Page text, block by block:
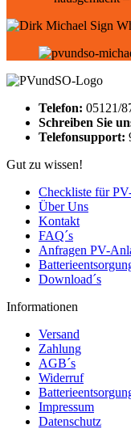
Telefon: 05121/
Schreiben Sie
Telefonsupport:
Gut zu wissen!
Checkliste für
Über Uns
Kontakt
FAQ´s
Anfragen PV-
Download´s
Informationen
Versand
Zahlung
AGB´s
Widerruf
Impressum
Datenschutz